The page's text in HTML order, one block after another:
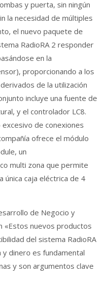
y puerta, sin ningún
la necesidad de múltiples
el nuevo paquete de
RadioRA 2 responder
en la
proporcionando a los
de la utilización
incluye una fuente de
y el controlador LC8.
de conexiones
ofrece el módulo
un
multi zona que permite
única caja eléctrica de 4
de Negocio y
«Estos nuevos productos
del sistema RadioRA
dinero es fundamental
y son argumentos clave